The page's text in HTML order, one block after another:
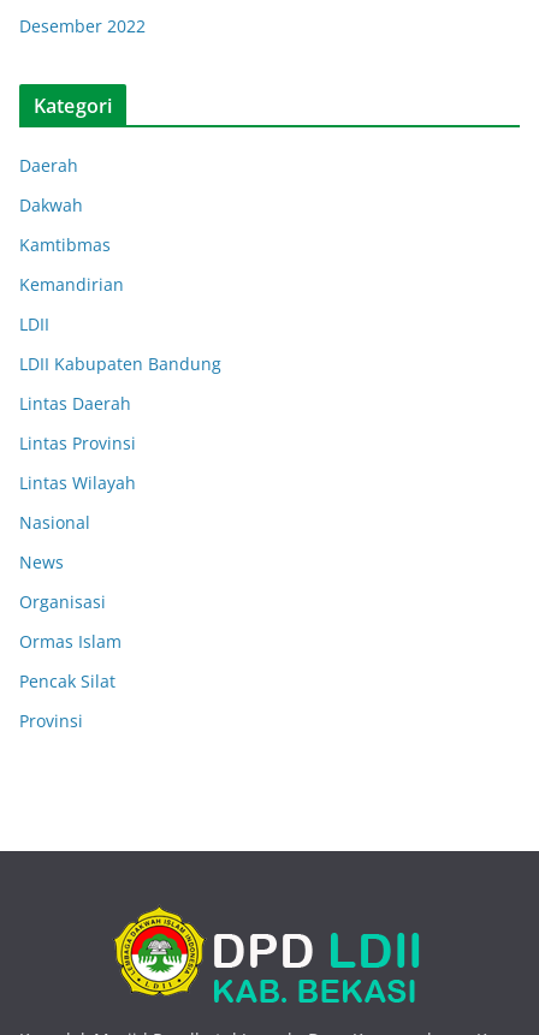
Desember 2022
Kategori
Daerah
Dakwah
Kamtibmas
Kemandirian
LDII
LDII Kabupaten Bandung
Lintas Daerah
Lintas Provinsi
Lintas Wilayah
Nasional
News
Organisasi
Ormas Islam
Pencak Silat
Provinsi